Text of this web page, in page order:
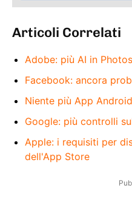
Articoli Correlati
Adobe: più AI in
Facebook: ancora
Niente più App
Google: più controlli
Apple: i requisiti per
dell'App Store